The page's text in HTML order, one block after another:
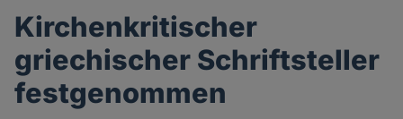
Kirchenkritischer
griechischer Schriftsteller
festgenommen